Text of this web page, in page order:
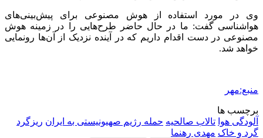
وی در مورد استفاده از هوش مصنوعی برای پیش‌بینی‌های
هواشناسی گفت: ما در حال حاضر
طرح‌هایی را در زمینه هوش
مصنوعی در دست اقدام داریم که در آینده نزدیک از آن‌ها رونمایی
خواهد شد.
منبع:مهر
برچسب ها
آلودگی هوا تالاب صالحیه حمله رژیم صهیونیستی به ایران ریزگرد
گرد و خاک مهدی رهنما